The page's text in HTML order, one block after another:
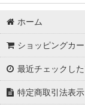
ホーム
ショッピングカー
最近チェックし
特定商取引法表示